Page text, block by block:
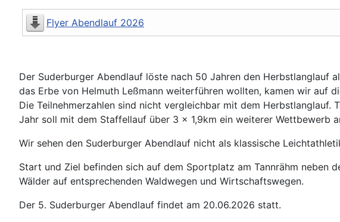
Flyer Abendlauf 2026
Der Suderburger Abendlauf löste nach 50 Jahren den Herbstlanglauf
das Erbe von Helmuth Leßmann weiterführen wollten, kamen wir auf
Die Teilnehmerzahlen sind nicht vergleichbar mit dem
Jahr soll mit dem Staffellauf über 3 x 1,9km ein weiterer Wettbewerb
Wir sehen den Suderburger Abendlauf nicht als klassische
Start und Ziel befinden sich auf dem Sportplatz am Tannrähm neben
Wälder auf entsprechenden Waldwegen und Wirtschaftswegen.
Der 5. Suderburger Abendlauf findet am 20.06.2026 statt.